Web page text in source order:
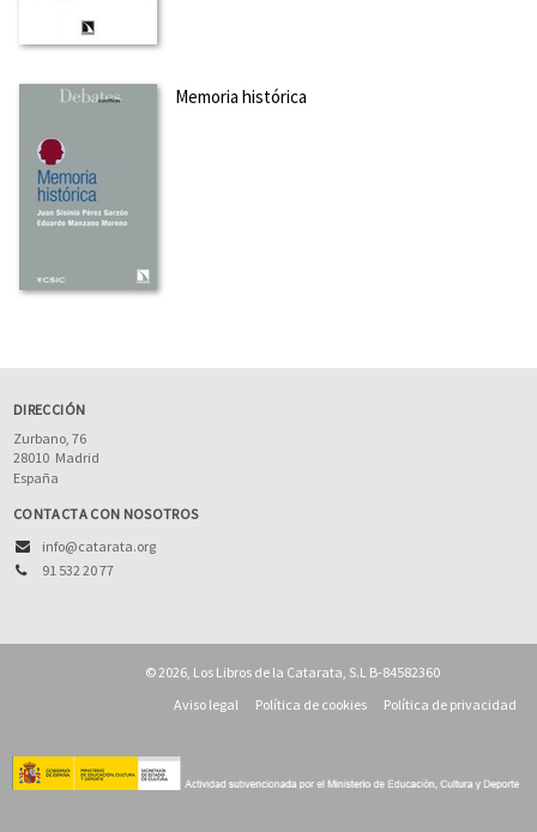
Memoria histórica
DIRECCIÓN
Zurbano, 76
28010 Madrid
España
CONTACTA CON NOSOTROS
info@catarata.org
91 532 20 77
© 2026, Los Libros de la Catarata, S.L B-84582360
Aviso legal
Política de cookies Política de privacidad